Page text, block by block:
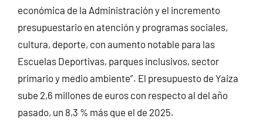
económica de la Administración y el incremento
presupuestario en atención y programas sociales,
cultura, deporte, con aumento notable para las
Escuelas Deportivas, parques inclusivos, sector
primario y medio ambiente”. El presupuesto de Yaiza
sube 2,6 millones de euros con respecto al del año
pasado, un 8,3 % más que el de 2025.